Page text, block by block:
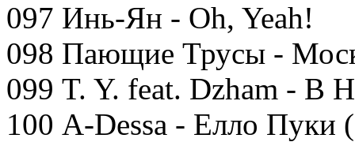
097 Инь-Ян - Oh, Yeah!
098 Пающие Трусы -
099 T. Y. feat. Dzham - В
100 A-Dessa - Елло Пуки